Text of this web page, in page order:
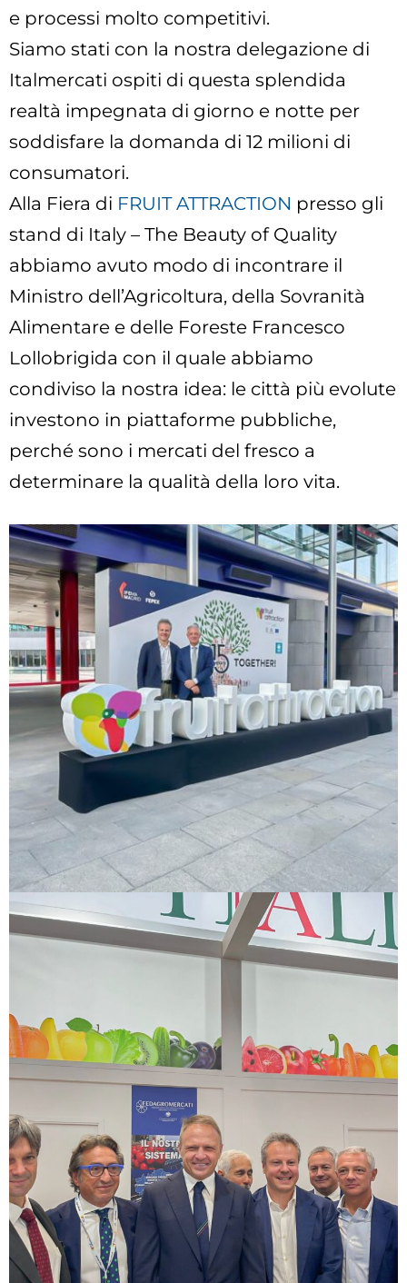
e processi molto competitivi.
Siamo stati con la nostra delegazione di
Italmercati ospiti di questa splendida
realtà impegnata di giorno e notte per
soddisfare la domanda di 12 milioni di
consumatori.
Alla Fiera di FRUIT ATTRACTION presso gli
stand di Italy – The Beauty of Quality
abbiamo avuto modo di incontrare il
Ministro dell’Agricoltura, della Sovranità
Alimentare e delle Foreste Francesco
Lollobrigida con il quale abbiamo
condiviso la nostra idea: le città più evolute
investono in piattaforme pubbliche,
perché sono i mercati del fresco a
determinare la qualità della loro vita.